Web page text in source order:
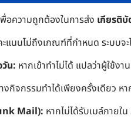
พื่อความถูกต้องในการส่ง เกียรติ
แนนไม่ถึงเกณฑ์ที่กำหนด ระบบจ
น: หากเข้าทำไม่ได้ แปลว่าผู้ใช้ง
งกิจกรรมทำได้เพียงครั้งเดียว ห
Mail): หากไม่ได้รับเมล์ภาย